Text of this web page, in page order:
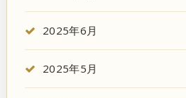
2025年6月
2025年5月